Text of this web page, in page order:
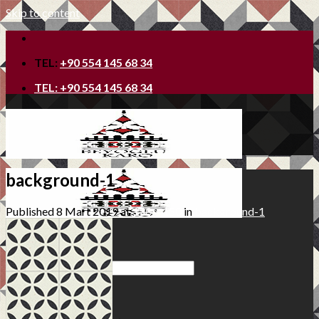
Skip to content
TEL: +90 554 145 68 34
TEL: +90 554 145 68 34
Ana Sayfa
Hakkımızda
background-1
Published8 Mart 2019at150 × 150 in background-1